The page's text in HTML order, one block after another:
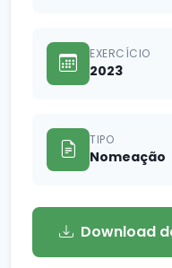
EXERCÍCIO
2023
TIPO
Nomeação
Download